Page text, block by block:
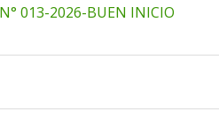
013-2026-BUEN INICIO